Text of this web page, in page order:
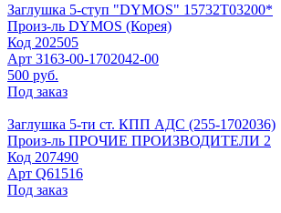
Заглушка 5-ступ "DYMOS" 15732Т03200*
Произ-ль DYMOS (Корея)
Код 202505
Арт 3163-00-1702042-00
500 руб.
Под заказ
Заглушка 5-ти ст. КПП АДС (255-1702036)
Произ-ль ПРОЧИЕ ПРОИЗВОДИТЕЛИ 2
Код 207490
Арт Q61516
Под заказ